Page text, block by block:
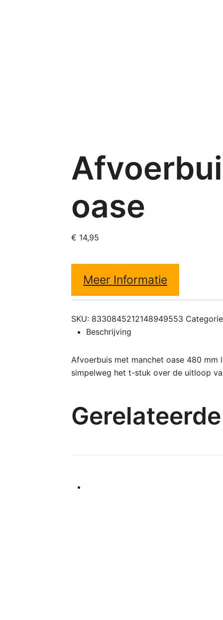
oase
€ 14,95
Meer Informatie
SKU: 8330845212148949553
Beschrijving
Afvoerbuis met manchet oase 480
simpelweg het t-stuk over de uitloop